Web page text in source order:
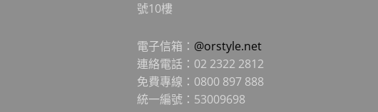
號10樓
電子信箱： @orstyle.net
連絡電話：02 2322 2812
免費專線：0800 897 888
統一編號：53009698